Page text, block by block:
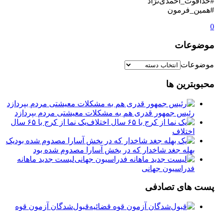
#همین_فرمون
0
موضوعات
موضوعات
محبوبترین ها
رئیس جمهور قدری هم به مشکلات معیشتی مردم بپردازد
یک نما از کرج با ۶۵ سال
اختلاف
یک
بهله جغد شاخدار که در بخش آسارا مصدوم شده بود
لیست جدید ماهانه
فدراسیون جهانی
پست های تصادفی
قبول‌شدگان آزمون قوه